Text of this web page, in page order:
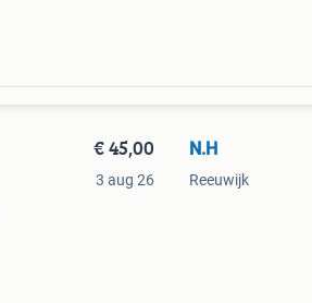
€ 45,00
3 aug 26
N.H
Reeuwijk